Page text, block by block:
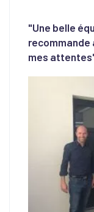
"Une belle
recommande
mes